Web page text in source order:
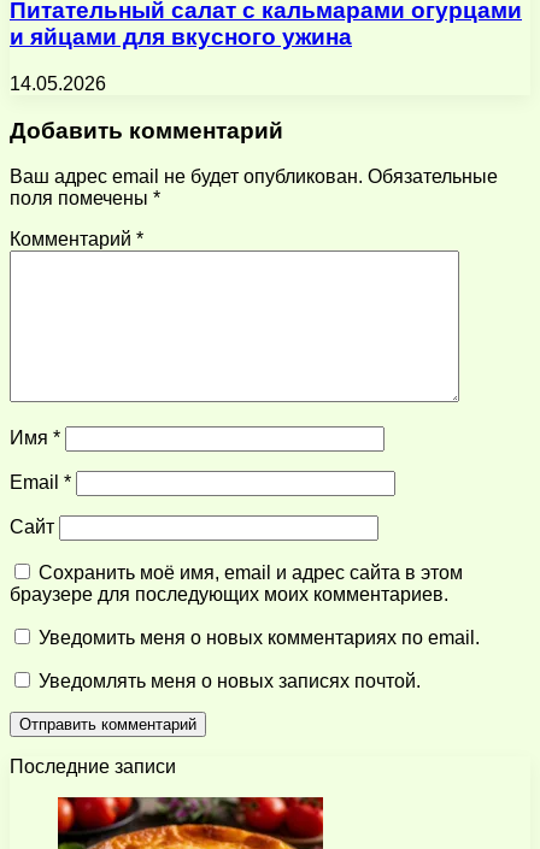
Питательный салат с кальмарами огурцами
и яйцами для вкусного ужина
14.05.2026
Добавить комментарий
Ваш адрес email не будет опубликован. Обязательные
поля помечены *
Комментарий *
Имя *
Email *
Сайт
Сохранить моё имя, email и адрес сайта в этом
браузере для последующих моих комментариев.
Уведомить меня о новых комментариях по email.
Уведомлять меня о новых записях почтой.
Последние записи